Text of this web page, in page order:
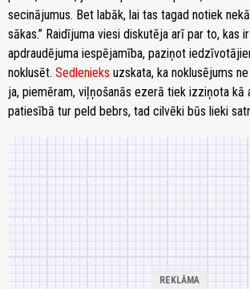
secinājumus. Bet labāk, lai tas tagad notiek
sākas.” Raidījuma viesi diskutēja arī par to, kas
apdraudējuma iespējamība, paziņot
noklusēt. Sedlenieks uzskata, ka noklusējums
ja, piemēram, viļņošanās ezerā tiek izziņota kā
patiesībā tur peld bebrs, tad cilvēki būs lieki